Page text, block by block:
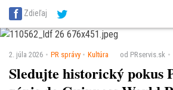
SITA Energetika
SITA Potravinárstvo
Zdieľaj
2. júla 2026 PR správy Kultúra od PRservis.sk
Sledujte historický pokus